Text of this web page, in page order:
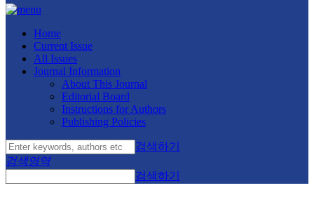
Home
Current Issue
All Issues
Journal Information
About This Journal
Editorial Board
Instructions for Authors
Publishing Policies
검색하기
검색영역
검색하기